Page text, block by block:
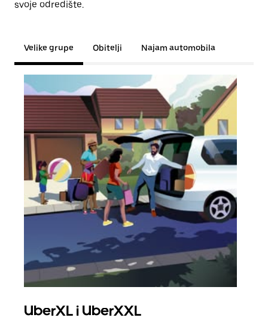
svoje odredište.
Velike grupe Obitelji Najam automobila
UberXL i UberXXL